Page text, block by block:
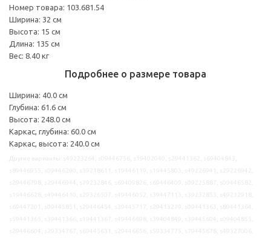
Номер товара: 103.681.54
Ширина: 32 см
Высота: 15 см
Длина: 135 см
Вес: 8.40 кг
Подробнее о размере товара
Ширина: 40.0 см
Глубина: 61.6 см
Высота: 248.0 см
Каркас, глубина: 60.0 см
Каркас, высота: 240.0 см